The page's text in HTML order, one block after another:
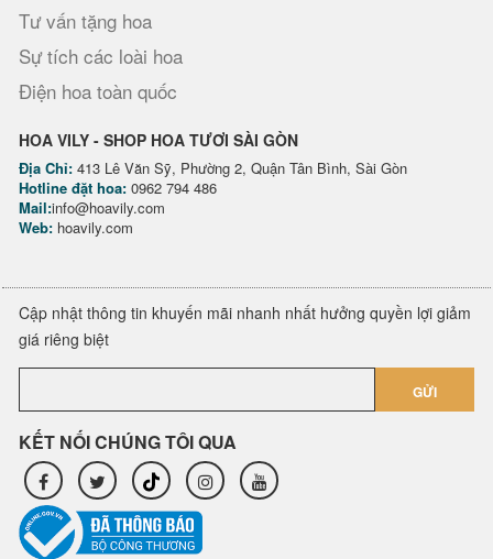
Tư vấn tặng hoa
Sự tích các loài hoa
Điện hoa toàn quốc
HOA VILY - SHOP HOA TƯƠI SÀI GÒN
Địa Chỉ: 413 Lê Văn Sỹ, Phường 2, Quận Tân Bình, Sài Gòn
Hotline đặt hoa: 0962 794 486
Mail:info@hoavily.com
Web: hoavily.com
Cập nhật thông tin khuyến mãi nhanh nhất hưởng quyền lợi giảm
giá riêng biệt
GỬI
KẾT NỐI CHÚNG TÔI QUA